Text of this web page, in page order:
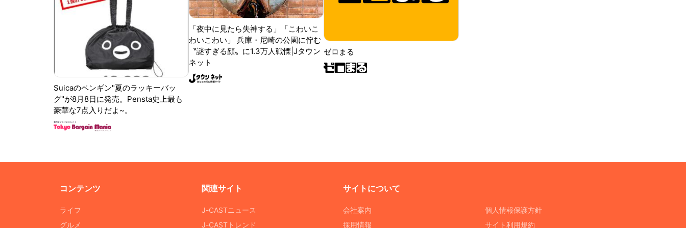
Suicaのペンギン"夏のラッキーバッ
グ"が8月8日に発売。Pensta史上最も
豪華な7点入りだよ~。
「夜中に見たら失神する」「こわいこ
わいこわい」 兵庫・尼崎の公園に佇む
〝謎すぎる顔〟に1.3万人戦慄|Jタウン
ネット
ゼロまる
コンテンツ
ライフ
グルメ
関連サイト
J-CASTニュース
J-CASTトレンド
サイトについて
会社案内
採用情報
個人情報保護方針
サイト利用規約